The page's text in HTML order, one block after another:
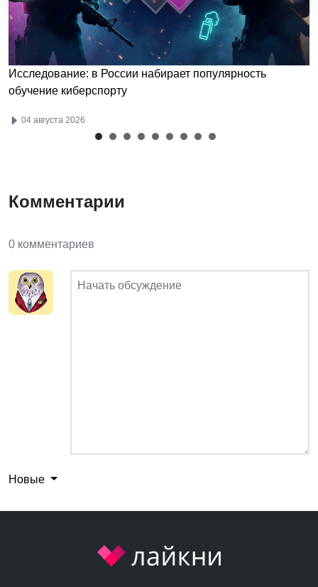
Исследование: в России набирает популярность
обучение киберспорту
04 августа 2026
Комментарии
0 комментариев
Новые